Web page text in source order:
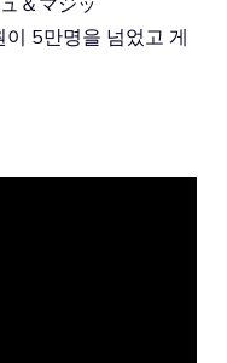
5만명을 넘었고 게